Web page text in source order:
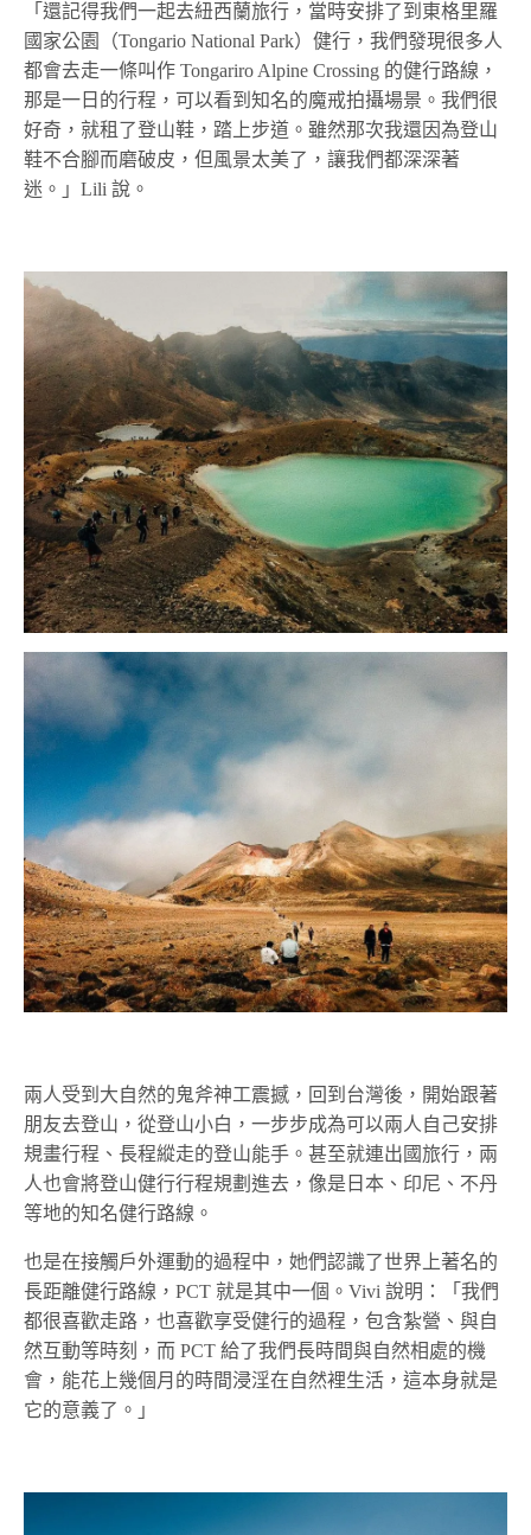
「還記得我們一起去紐西蘭旅行，當時安排了到東格里羅
國家公園（Tongario National Park）健行，我們發現很多人
都會去走一條叫作 Tongariro Alpine Crossing 的健行路線，
那是一日的行程，可以看到知名的魔戒拍攝場景。我們很
好奇，就租了登山鞋，踏上步道。雖然那次我還因為登山
鞋不合腳而磨破皮，但風景太美了，讓我們都深深著
迷。」Lili 說。
兩人受到大自然的鬼斧神工震撼，回到台灣後，開始跟著
朋友去登山，從登山小白，一步步成為可以兩人自己安排
規畫行程、長程縱走的登山能手。甚至就連出國旅行，兩
人也會將登山健行行程規劃進去，像是日本、印尼、不丹
等地的知名健行路線。
也是在接觸戶外運動的過程中，她們認識了世界上著名的
長距離健行路線，PCT 就是其中一個。Vivi 說明：「我們
都很喜歡走路，也喜歡享受健行的過程，包含紮營、與自
然互動等時刻，而 PCT 給了我們長時間與自然相處的機
會，能花上幾個月的時間浸淫在自然裡生活，這本身就是
它的意義了。」